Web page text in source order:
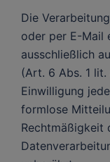
Die
oder per E-Mail
ausschließlich
(Art. 6 Abs. 1 lit.
Einwilligung
formlose
Rechtmäßigkeit